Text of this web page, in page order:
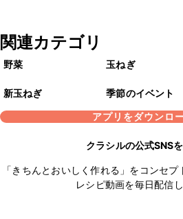
関連カテゴリ
野菜 玉ねぎ
新玉ねぎ 季節のイベント
アプリをダウンロ
クラシルの公式SNS
「きちんとおいしく作れる」をコンセ
レシピ動画を毎日配信し